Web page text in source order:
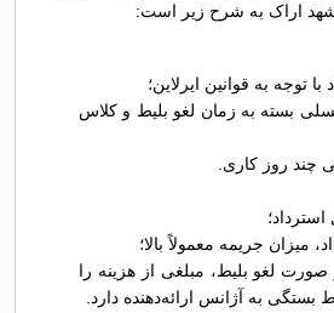
مشهد اراک به شرح زیر است:
توجه به قوانین ایرلاین؛
بسته به زمان لغو بلیط و کلاس
چند روز کاری.
میزان جریمه معمولاً بالا؛
صورت لغو بلیط، مبلغی از هزینه را
بستگی به آژانس ارائه‌دهنده دارد.